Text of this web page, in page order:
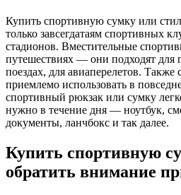
Купить спортивную сумку или
только завсегдатаям спортивных
стадионов. Вместительные
путешествиях — они подходят для
поездах, для авиаперелетов. Также
приемлемо использовать в
спортивный рюкзак или сумку
нужно в течение дня — ноутбук,
документы, ланчбокс и так далее.
Купить спортивную
обратить внимание